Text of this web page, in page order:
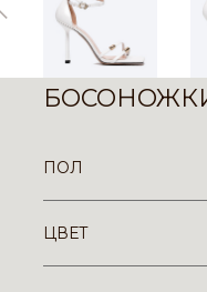
БОСОНОЖКИ
ПОЛ
ЦВЕТ